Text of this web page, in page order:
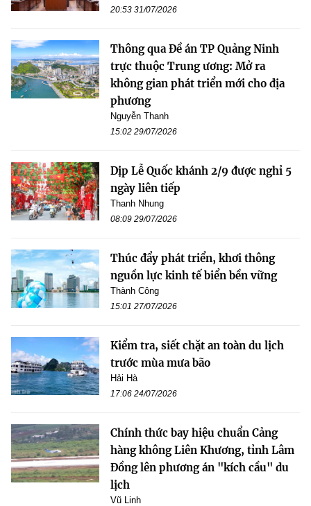
20:53 31/07/2026
Thông qua Đề án TP Quảng Ninh
trực thuộc Trung ương: Mở ra
không gian phát triển mới cho địa
phương
Nguyễn Thanh
15:02 29/07/2026
Dịp Lễ Quốc khánh 2/9 được nghỉ 5
ngày liên tiếp
Thanh Nhung
08:09 29/07/2026
Thúc đẩy phát triển, khơi thông
nguồn lực kinh tế biển bền vững
Thành Công
15:01 27/07/2026
Kiểm tra, siết chặt an toàn du lịch
trước mùa mưa bão
Hải Hà
17:06 24/07/2026
Chính thức bay hiệu chuẩn Cảng
hàng không Liên Khương, tỉnh Lâm
Đồng lên phương án "kích cầu" du
lịch
Vũ Linh